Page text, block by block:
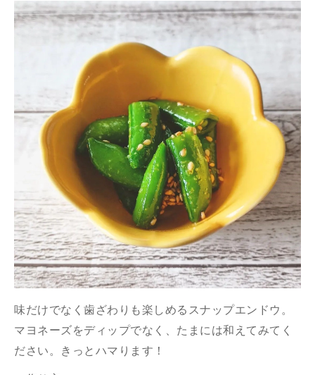
味だけでなく歯ざわりも楽しめるスナップエンドウ。
マヨネーズをディップでなく、たまには和えてみてく
ださい。きっとハマります！